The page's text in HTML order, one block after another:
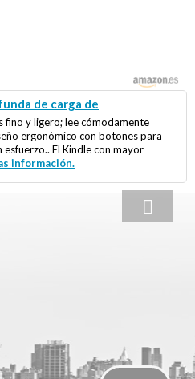
de carga de
fino y ligero; lee cómodamente
ergonómico con botones para
esfuerzo.. El Kindle con mayor
información.